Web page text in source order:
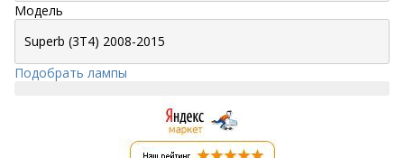
Модель
Подобрать лампы